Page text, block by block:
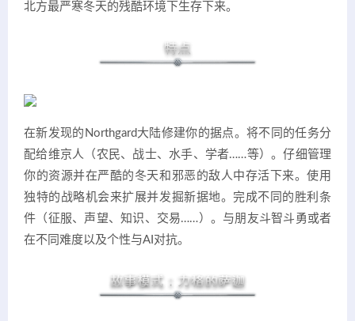
北方最严寒冬天的残酷环境下生存下来。
在新发现的Northgard大陆修建你的据点。将不同的任务分
配给维京人（农民、战士、水手、学者……等）。仔细管理
你的资源并在严酷的冬天和邪恶的敌人中存活下来。使用
独特的战略机会来扩展并发掘新据地。完成不同的胜利条
件（征服、声望、知识、交易……）。与朋友斗智斗勇或者
在不同难度以及个性与AI对抗。